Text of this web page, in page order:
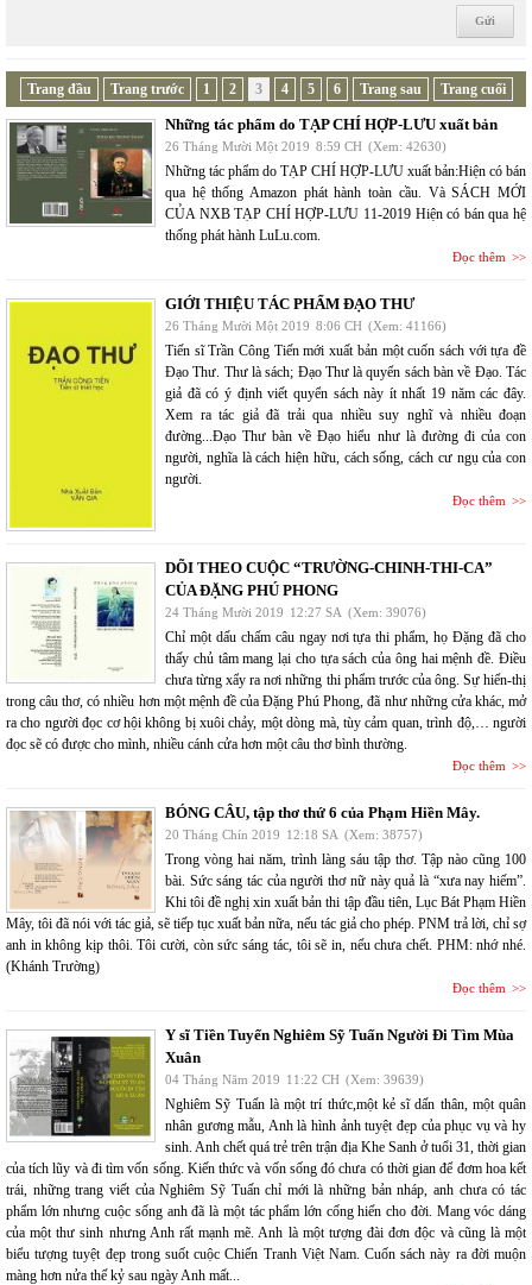
Trang đầu Trang trước 1 2 3 4 5 6 Trang sau Trang cuối
Những tác phẩm do TẠP CHÍ HỢP-LƯU xuất bản
26 Tháng Mười Một 2019 8:59 CH (Xem: 42630)
Những tác phẩm do TẠP CHÍ HỢP-LƯU xuất bản:Hiện có bán
qua hệ thống Amazon phát hành toàn cầu. Và SÁCH MỚI
CỦA NXB TẠP CHÍ HỢP-LƯU 11-2019 Hiện có bán qua hệ
thống phát hành LuLu.com.
Đọc thêm
GIỚI THIỆU TÁC PHẨM ĐẠO THƯ
26 Tháng Mười Một 2019 8:06 CH (Xem: 41166)
Tiến sĩ Trần Công Tiến mới xuất bản một cuốn sách với tựa đề
Đạo Thư. Thư là sách; Đạo Thư là quyển sách bàn về Đạo. Tác
giả đã có ý định viết quyển sách này ít nhất 19 năm các đây.
Xem ra tác giả đã trải qua nhiều suy nghĩ và nhiều đoạn
đường...Đạo Thư bàn về Đạo hiểu như là đường đi của con
người, nghĩa là cách hiện hữu, cách sống, cách cư ngụ của con
người.
Đọc thêm
DÕI THEO CUỘC “TRƯỜNG-CHINH-THI-CA”
CỦA ĐẶNG PHÚ PHONG
24 Tháng Mười 2019 12:27 SA (Xem: 39076)
Chỉ một dấu chấm câu ngay nơi tựa thi phẩm, họ Đặng đã cho
thấy chủ tâm mang lại cho tựa sách của ông hai mệnh đề. Điều
chưa từng xẩy ra nơi những thi phẩm trước của ông. Sự hiển-thị
trong câu thơ, có nhiều hơn một mệnh đề của Đặng Phú Phong, đã như những cửa khác, mở
ra cho người đọc cơ hội không bị xuôi chảy, một dòng mà, tùy cảm quan, trình độ,… người
đọc sẽ có được cho mình, nhiều cánh cửa hơn một câu thơ bình thường.
Đọc thêm
BÓNG CÂU, tập thơ thứ 6 của Phạm Hiền Mây.
20 Tháng Chín 2019 12:18 SA (Xem: 38757)
Trong vòng hai năm, trình làng sáu tập thơ. Tập nào cũng 100
bài. Sức sáng tác của người thơ nữ này quả là “xưa nay hiếm”.
Khi tôi đề nghị xin xuất bản thi tập đầu tiên, Lục Bát Phạm Hiền
Mây, tôi đã nói với tác giả, sẽ tiếp tục xuất bản nữa, nếu tác giả cho phép. PNM trả lời, chỉ sợ
anh in không kịp thôi. Tôi cười, còn sức sáng tác, tôi sẽ in, nếu chưa chết. PHM: nhớ nhé.
(Khánh Trường)
Đọc thêm
Y sĩ Tiền Tuyến Nghiêm Sỹ Tuấn Người Đi Tìm Mùa
Xuân
04 Tháng Năm 2019 11:22 CH (Xem: 39639)
Nghiêm Sỹ Tuấn là một trí thức,một kẻ sĩ dấn thân, một quân
nhân gương mẫu, Anh là hình ảnh tuyệt đẹp của phục vụ và hy
sinh. Anh chết quá trẻ trên trận địa Khe Sanh ở tuổi 31, thời gian
của tích lũy và đi tìm vốn sống. Kiến thức và vốn sống đó chưa có thời gian để đơm hoa kết
trái, những trang viết của Nghiêm Sỹ Tuấn chỉ mới là những bản nháp, anh chưa có tác
phẩm lớn nhưng cuộc sống anh đã là một tác phẩm lớn cống hiến cho đời. Mang vóc dáng
của một thư sinh nhưng Anh rất mạnh mẽ. Anh là một tượng đài đơn độc và cũng là một
biểu tượng tuyệt đẹp trong suốt cuộc Chiến Tranh Việt Nam. Cuốn sách này ra đời muộn
màng hơn nửa thế kỷ sau ngày Anh mất...